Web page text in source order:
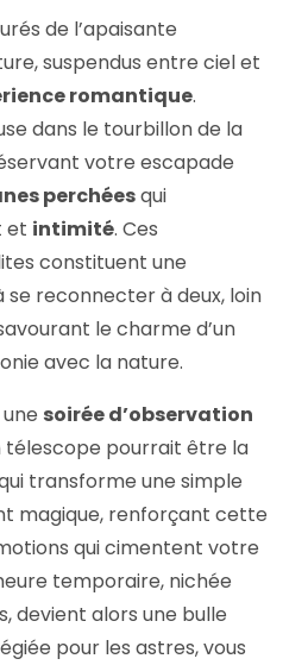
de l’apaisante
suspendus entre ciel et
romantique.
dans le tourbillon de la
votre escapade
perchéesqui
et intimité. Ces
constituent une
reconnecter à deux, loin
le charme d’un
avec la nature.
soirée d’observation
télescope pourrait être la
transforme une simple
magique, renforçant cette
qui cimentent votre
temporaire, nichée
devient alors une bulle
pour les astres, vous